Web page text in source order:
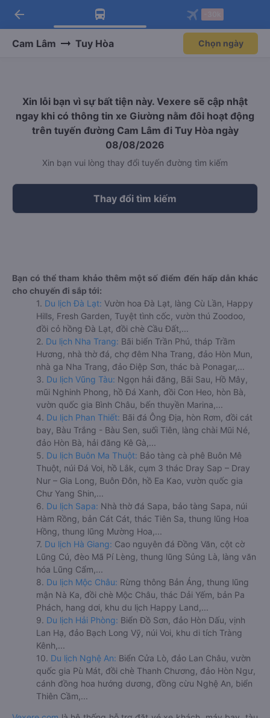
Tải app Vexere ngay!
Nhận ưu đãi thành viên độc
Mở app
Tải app Vexere
-30k/ghế khi đặt vé máy bay qua
Mở app
arrow_back
Cam Lâm Tuy Hòa Chọn ngày
Xin lỗi bạn vì sự bất tiện này. Vexere sẽ cập nhật
ngay khi có thông tin xe Giường nằm đôi hoạt động
trên tuyến đường Cam Lâm đi Tuy Hòa ngày
08/08/2026
Xin bạn vui lòng thay đổi tuyến đường tìm kiếm
Thay đổi tìm kiếm
Bạn có thể tham khảo thêm một số điểm đến hấp dẫn khác
cho chuyến đi sắp tới:
1. Du lịch Đà Lạt: Vườn hoa Đà Lạt, làng Cù Lần, Happy
Hills, Fresh Garden, Tuyệt tình cốc, vườn thú Zoodoo,
đồi cỏ hồng Đà Lạt, đồi chè Cầu Đất,...
2. Du lịch Nha Trang: Bãi biển Trần Phú, tháp Trầm
Hương, nhà thờ đá, chợ đêm Nha Trang, đảo Hòn Mun,
nhà ga Nha Trang, đảo Điệp Sơn, thác bà Ponagar,...
3. Du lịch Vũng Tàu: Ngọn hải đăng, Bãi Sau, Hồ Mây,
mũi Nghinh Phong, hồ Đá Xanh, đồi Con Heo, hòn Bà,
vườn quốc gia Bình Châu, bến thuyền Marina,...
4. Du lịch Phan Thiết: Bãi đá Ông Địa, hòn Rơm, đồi cát
bay, Bàu Trắng - Bàu Sen, suối Tiên, làng chài Mũi Né,
đảo Hòn Bà, hải đăng Kê Gà,...
5. Du lịch Buôn Ma Thuột: Bảo tàng cà phê Buôn Mê
Thuột, núi Đá Voi, hồ Lắk, cụm 3 thác Dray Sap – Dray
Nur – Gia Long, Buôn Đôn, hồ Ea Kao, vườn quốc gia
Chư Yang Shin,...
6. Du lịch Sapa: Nhà thờ đá Sapa, bảo tàng Sapa, núi
Hàm Rồng, bản Cát Cát, thác Tiên Sa, thung lũng Hoa
Hồng, thung lũng Mường Hoa,...
7. Du lịch Hà Giang: Cao nguyên đá Đồng Văn, cột cờ
Lũng Cú, đèo Mã Pí Lèng, thung lũng Sủng Là, làng văn
hóa Lũng Cẩm,...
8. Du lịch Mộc Châu: Rừng thông Bản Áng, thung lũng
mận Nà Ka, đồi chè Mộc Châu, thác Dải Yếm, bản Pa
Phách, hang dơi, khu du lịch Happy Land,...
9. Du lịch Hải Phòng: Biển Đồ Sơn, đảo Hòn Dấu, vịnh
Lan Hạ, đảo Bạch Long Vỹ, núi Voi, khu di tích Tràng
Kênh,...
10. Du lịch Nghệ An: Biển Cửa Lò, đảo Lan Châu, vườn
quốc gia Pù Mát, đồi chè Thanh Chương, đảo Hòn Ngư,
cánh đồng hoa hướng dương, đồng cừu Nghệ An, biển
Thiên Cầm,...